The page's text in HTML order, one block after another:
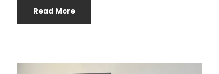
Read More